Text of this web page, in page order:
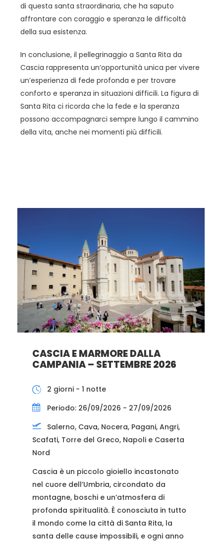
di questa santa straordinaria, che ha saputo
affrontare con coraggio e speranza le difficoltà
della sua esistenza.
In conclusione, il pellegrinaggio a Santa Rita da
Cascia rappresenta un’opportunità unica per vivere
un’esperienza di fede profonda e per trovare
conforto e speranza in situazioni difficili. La figura di
Santa Rita ci ricorda che la fede e la speranza
possono accompagnarci sempre lungo il cammino
della vita, anche nei momenti più difficili.
CASCIA E MARMORE DALLA
CAMPANIA – SETTEMBRE 2026
2 giorni - 1 notte
Periodo: 26/09/2026 - 27/09/2026
Salerno, Cava, Nocera, Pagani, Angri,
Scafati, Torre del Greco, Napoli e Caserta
Nord
Cascia è un piccolo gioiello incastonato
nel cuore dell’Umbria, circondato da
montagne, boschi e un’atmosfera di
profonda spiritualità. È conosciuta in tutto
il mondo come la città di Santa Rita, la
santa delle cause impossibili, e ogni anno